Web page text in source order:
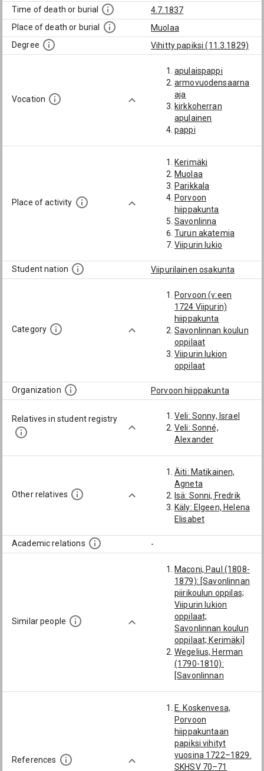
Time of death or burial
4.7.1837
Place of death or burial
Muolaa
Degree
Vihitty papiksi (11.3.1829)
Vocation
apulaispappi
armovuodensaarna
aja
kirkkoherran
apulainen
pappi
Place of activity
Kerimäki
Muolaa
Parikkala
Porvoon
hiippakunta
Savonlinna
Turun akatemia
Viipurin lukio
Student nation Viipurilainen osakunta
Category
Porvoon (v:een
1724 Viipurin)
hiippakunta
Savonlinnan koulun
oppilaat
Viipurin lukion
oppilaat
Organization Porvoon hiippakunta
Relatives in student registry
Veli: Sonny, Israel
Veli: Sonné,
Alexander
Other relatives
Äiti: Matikainen,
Agneta
Isä: Sonni, Fredrik
Käly: Elgeen, Helena
Elisabet
Academic relations -
Similar people
Maconi, Paul (1808-
1879): [Savonlinnan
piirikoulun oppilas;
Viipurin lukion
oppilaat;
Savonlinnan koulun
oppilaat; Kerimäki]
Wegelius, Herman
(1790-1810):
[Savonlinnan
oppilaat;
Savonlinnan koulun
oppilaat]
Bruun, Emil (1810-
1835): [Savonlinnan
References
E. Koskenvesa,
Porvoon
hiippakuntaan
papiksi vihityt
vuosina 1722–1829.
SKHSV 70–71